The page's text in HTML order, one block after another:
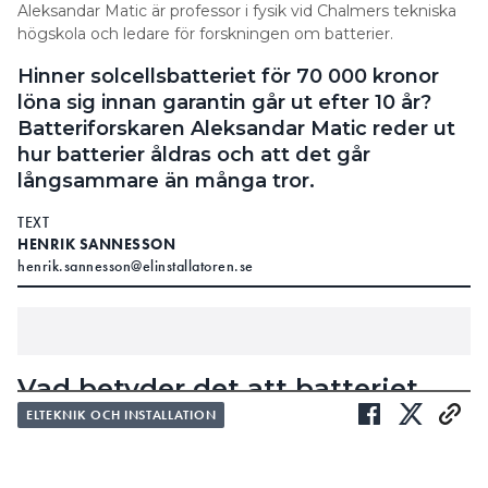
Aleksandar Matic är professor i fysik vid Chalmers tekniska
högskola och ledare för forskningen om batterier.
Hinner solcellsbatteriet för 70 000 kronor
löna sig innan garantin går ut efter 10 år?
Batteriforskaren Aleksandar Matic reder ut
hur batterier åldras och att det går
långsammare än många tror.
TEXT
HENRIK SANNESSON
henrik.sannesson@elinstallatoren.se
Vad betyder det att batteriet
håller 6 000 cykler?
ELTEKNIK OCH INSTALLATION